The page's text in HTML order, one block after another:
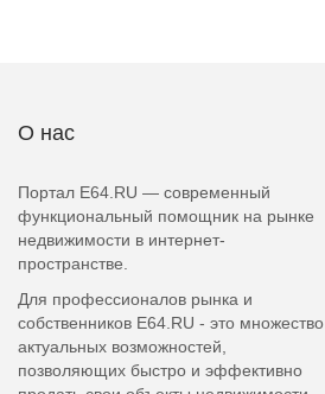
О нас
Портал E64.RU — современный
функциональный помощник на рынке
недвижимости в интернет-
пространстве.
Для профессионалов рынка и
собственников E64.RU - это множество
актуальных возможностей,
позволяющих быстро и эффективно